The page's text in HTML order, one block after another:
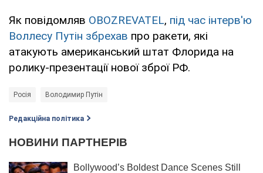
Як повідомляв OBOZREVATEL, під час інтерв'ю
Воллесу Путін збрехав про ракети, які
атакують американський штат Флорида на
ролику-презентації нової зброї РФ.
Росія Володимир Путін
Редакційна політика